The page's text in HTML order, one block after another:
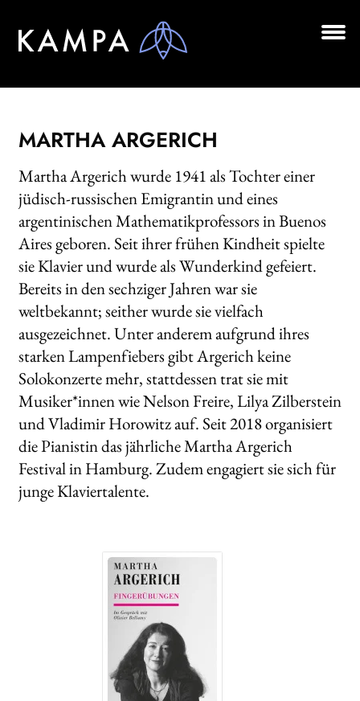
Zur
Navigation
Zum
Inhalt
LESUNGEN
VERLAG
AKTUELLES
HANDEL
LIZENZEN | FOREIGN RIGHTS
NEWSLETTER
WEITERE VERLAGE
Search:
MARTHA ARGERICH
Martha Argerich wurde 1941 als Tochter einer
jüdisch-russischen Emigrantin und eines
argentinischen Mathematikprofessors in Buenos
Aires geboren. Seit ihrer frühen Kindheit spielte
sie Klavier und wurde als Wunderkind gefeiert.
Bereits in den sechziger Jahren war sie
weltbekannt; seither wurde sie vielfach
ausgezeichnet. Unter anderem aufgrund ihres
starken Lampenfiebers gibt Argerich keine
Solokonzerte mehr, stattdessen trat sie mit
Musiker*innen wie Nelson Freire, Lilya Zilberstein
und Vladimir Horowitz auf. Seit 2018 organisiert
die Pianistin das jährliche Martha Argerich
Festival in Hamburg. Zudem engagiert sie sich für
junge Klaviertalente.